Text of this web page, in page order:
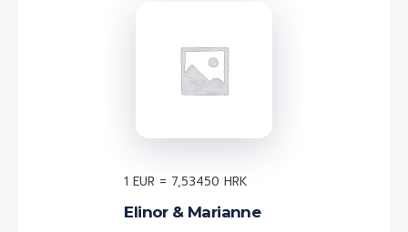
Elinor & Marianne
1 EUR = 7,53450 HRK